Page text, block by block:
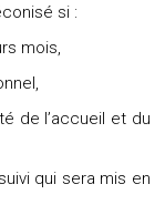
si :
mois,
de l’accueil et du
qui sera mis en